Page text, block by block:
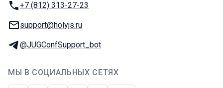
Телефон:
+7 (812) 313-27-23
E-mail:
support@holyjs.ru
Телеграм:
@JUGConfSupport_bot
МЫ В СОЦИАЛЬНЫХ СЕТЯХ